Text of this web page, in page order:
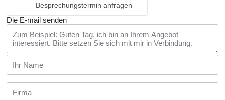
Besprechungstermin anfragen
Die E-mail senden